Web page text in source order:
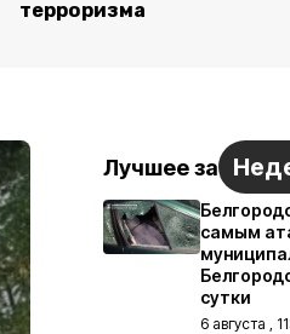
терроризма
Лучшее за
самым
сутки
6 августа ,